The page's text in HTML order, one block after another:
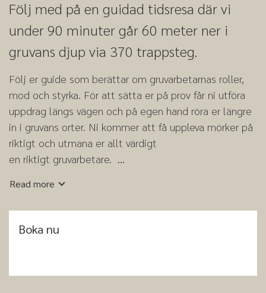
Följ med på en guidad tidsresa där vi
under 90 minuter går 60 meter ner i
gruvans djup via 370 trappsteg.
Följ er guide som berättar om gruvarbetarnas roller,
mod och styrka. För att sätta er på prov får ni utföra
uppdrag längs vägen och på egen hand röra er längre
in i gruvans orter. Ni kommer att få uppleva mörker på
riktigt och utmana er allt värdigt
en riktigt gruvarbetare.
Read more
Boka nu